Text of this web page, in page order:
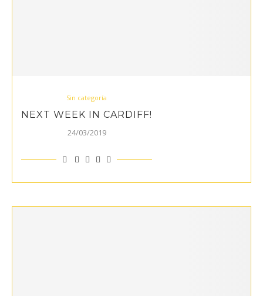
Sin categoría
NEXT WEEK IN CARDIFF!
24/03/2019